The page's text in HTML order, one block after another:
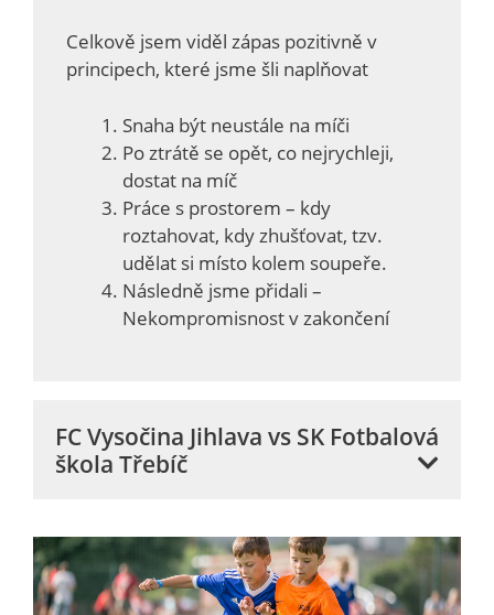
Celkově jsem viděl zápas pozitivně v
principech, které jsme šli naplňovat
Snaha být neustále na míči
Po ztrátě se opět, co nejrychleji,
dostat na míč
Práce s prostorem – kdy
roztahovat, kdy zhušťovat, tzv.
udělat si místo kolem soupeře.
Následně jsme přidali –
Nekompromisnost v zakončení
FC Vysočina Jihlava vs SK Fotbalová
škola Třebíč